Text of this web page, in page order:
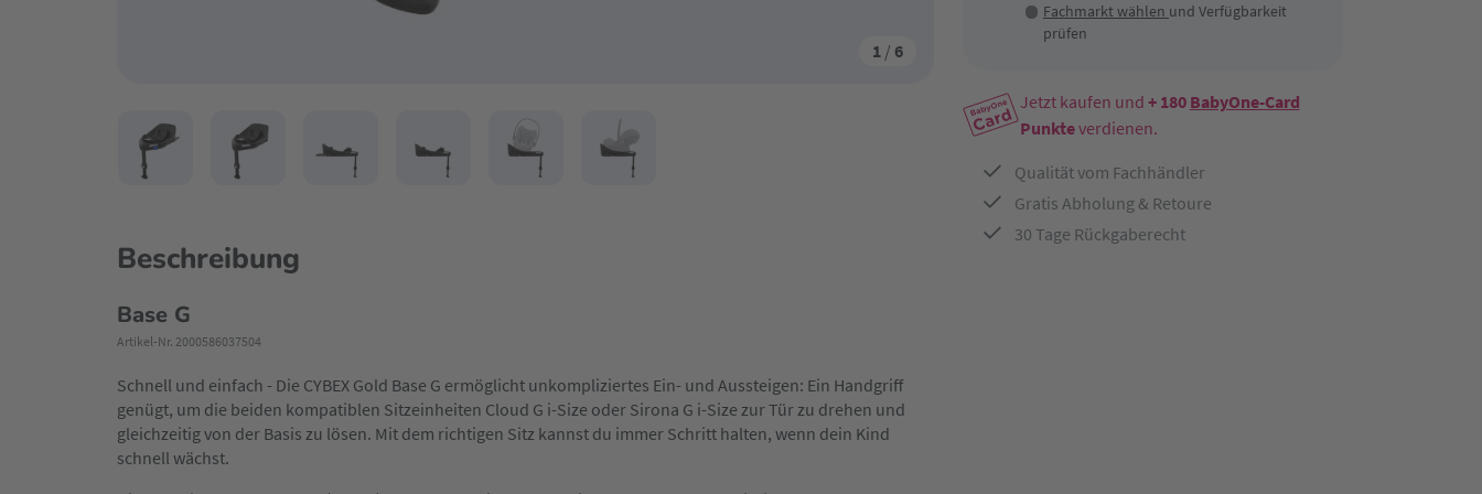
1 / 6
Fachmarkt wählen und Verfügbarkeit
prüfen
Jetzt kaufen und + 180 BabyOne-Card
Punkteverdienen.
Qualität vom Fachhändler
Gratis Abholung & Retoure
30 Tage Rückgaberecht
Beschreibung
Base G
Artikel-Nr. 2000586037504
Schnell und einfach - Die CYBEX Gold Base G ermöglicht unkompliziertes Ein- und Aussteigen: Ein Handgriff
genügt, um die beiden kompatiblen Sitzeinheiten Cloud G i-Size oder Sirona G i-Size zur Tür zu drehen und
gleichzeitig von der Basis zu lösen. Mit dem richtigen Sitz kannst du immer Schritt halten, wenn dein Kind
schnell wächst.